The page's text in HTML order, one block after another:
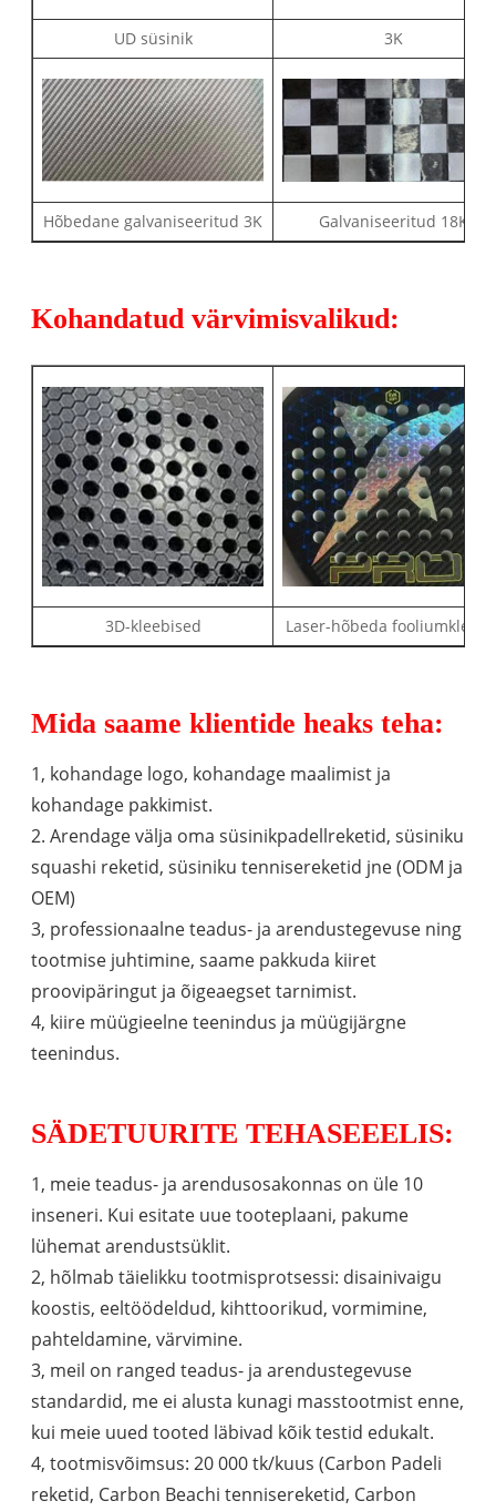
UD süsinik 3K
Hõbedane galvaniseeritud 3K Galvaniseeritud 18K
Kohandatud värvimisvalikud:
3D-kleebised Laser-hõbeda
Mida saame klientide heaks teha:
1, kohandage logo, kohandage maalimist ja
kohandage pakkimist.
2. Arendage välja oma süsinikpadellreketid, süsiniku
squashi reketid, süsiniku tennisereketid jne (ODM ja
OEM)
3, professionaalne teadus- ja arendustegevuse ning
tootmise juhtimine, saame pakkuda kiiret
proovipäringut ja õigeaegset tarnimist.
4, kiire müügieelne teenindus ja müügijärgne
teenindus.
SÄDETUURITE TEHASEEELIS:
1, meie teadus- ja arendusosakonnas on üle 10
inseneri. Kui esitate uue tooteplaani, pakume
lühemat arendustsüklit.
2, hõlmab täielikku tootmisprotsessi: disainivaigu
koostis, eeltöödeldud, kihttoorikud, vormimine,
pahteldamine, värvimine.
3, meil on ranged teadus- ja arendustegevuse
standardid, me ei alusta kunagi masstootmist enne,
kui meie uued tooted läbivad kõik testid edukalt.
4, tootmisvõimsus: 20 000 tk/kuus (Carbon Padeli
reketid, Carbon Beachi tennisereketid, Carbon